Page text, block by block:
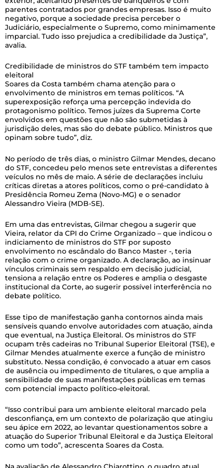
parentes contratados por grandes empresas. Isso é muito
negativo, porque a sociedade precisa perceber o
Judiciário, especialmente o Supremo, como minimamente
imparcial. Tudo isso prejudica a credibilidade da Justiça”,
avalia.
Credibilidade de ministros do STF também tem impacto
eleitoral
Soares da Costa também chama atenção para o
envolvimento de ministros em temas políticos. “A
superexposição reforça uma percepção indevida do
protagonismo político. Temos juízes da Suprema Corte
envolvidos em questões que não são submetidas à
jurisdição deles, mas são do debate público. Ministros que
opinam sobre tudo”, diz.
No período de três dias, o ministro Gilmar Mendes, decano
do STF, concedeu pelo menos sete entrevistas a diferentes
veículos no mês de maio. A série de declarações incluiu
críticas diretas a atores políticos, como o pré-candidato à
Presidência Romeu Zema (Novo-MG) e o senador
Alessandro Vieira (MDB-SE).
Em uma das entrevistas, Gilmar chegou a sugerir que
Vieira, relator da CPI do Crime Organizado – que indicou o
indiciamento de ministros do STF por suposto
envolvimento no escândalo do Banco Master -, teria
relação com o crime organizado. A declaração, ao insinuar
vínculos criminais sem respaldo em decisão judicial,
tensiona a relação entre os Poderes e amplia o desgaste
institucional da Corte, ao sugerir possível interferência no
debate político.
Esse tipo de manifestação ganha contornos ainda mais
sensíveis quando envolve autoridades com atuação, ainda
que eventual, na Justiça Eleitoral. Os ministros do STF
ocupam três cadeiras no Tribunal Superior Eleitoral (TSE), e
Gilmar Mendes atualmente exerce a função de ministro
substituto. Nessa condição, é convocado a atuar em casos
de ausência ou impedimento de titulares, o que amplia a
sensibilidade de suas manifestações públicas em temas
com potencial impacto político-eleitoral.
“Isso contribui para um ambiente eleitoral marcado pela
desconfiança, em um contexto de polarização que atingiu
seu ápice em 2022, ao levantar questionamentos sobre a
atuação do Superior Tribunal Eleitoral e da Justiça Eleitoral
como um todo”, acrescenta Soares da Costa.